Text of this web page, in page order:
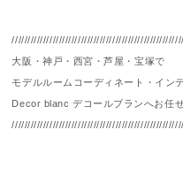
///////////////////////////////////////////////////////
大阪・神戸・西宮・芦屋・宝塚で
モデルルームコーディネート・イン
Decor blanc デコールブランへお任
///////////////////////////////////////////////////////